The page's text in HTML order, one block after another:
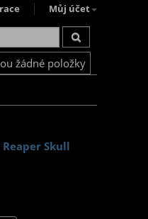
Můj účet
žádné položky
Skull